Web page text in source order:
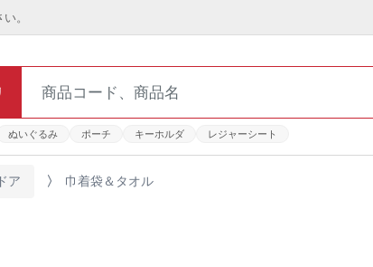
。
ぬいぐるみ ポーチ キーホルダ レジャーシート
ア 巾着袋＆タオル